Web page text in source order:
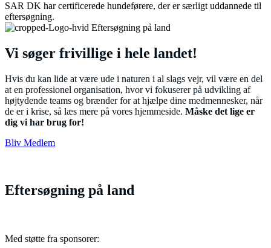
SAR DK har certificerede hundeførere, der er særligt uddannede til
eftersøgning.
Vi søger frivillige i hele landet!
Hvis du kan lide at være ude i naturen i al slags vejr, vil være en del
at en professionel organisation, hvor vi fokuserer på udvikling af
højtydende teams og brænder for at hjælpe dine medmennesker, når
de er i krise, så læs mere på vores hjemmeside. Måske det lige er
dig vi har brug for!
Bliv Medlem
Eftersøgning på land
Med støtte fra sponsorer: